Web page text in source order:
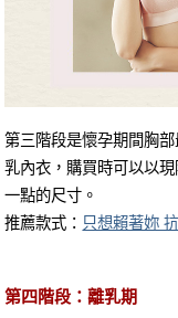
第三階段是懷孕期間胸
乳內衣，購買時可以以
一點的尺寸。
推薦款式： 只想賴著妳
第四階段：離乳期